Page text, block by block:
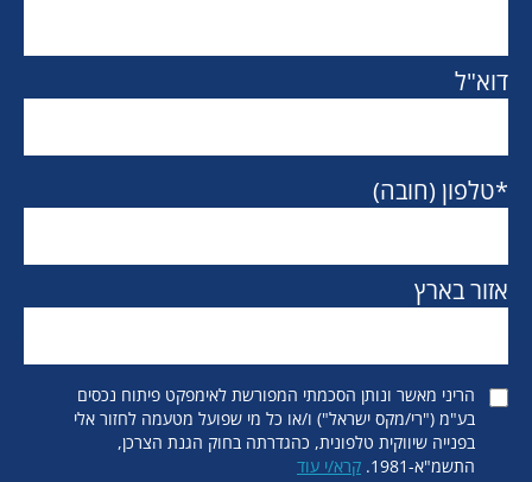
דוא"ל
*טלפון (חובה)
אזור בארץ
הריני מאשר ונותן הסכמתי המפורשת לאימפקט פיתוח נכסים
בע"מ ("רי/מקס ישראל") ו/או כל מי שפועל מטעמה לחזור אלי
בפנייה שיווקית טלפונית, כהגדרתה בחוק הגנת הצרכן,
התשמ"א-1981.
קרא/י עוד